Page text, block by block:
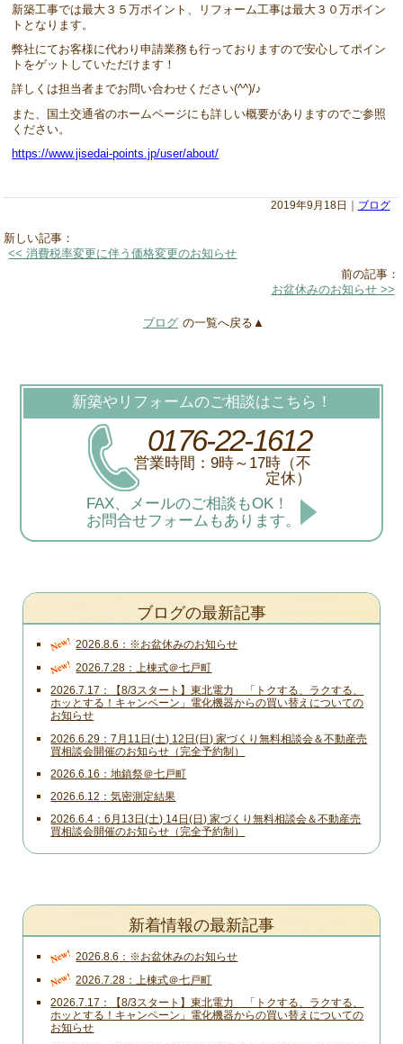
新築工事では最大３５万ポイント、リフォーム工事は最大３０万ポイン
トとなります。
弊社にてお客様に代わり申請業務も行っておりますので安心してポイン
トをゲットしていただけます！
詳しくは担当者までお問い合わせください(^^)/♪
また、国土交通省のホームページにも詳しい概要がありますのでご参照
ください。
https://www.jisedai-points.jp/user/about/
2019年9月18日｜ ブログ
新しい記事：
<< 消費税率変更に伴う価格変更のお知らせ
前の記事：
お盆休みのお知らせ >>
ブログ の一覧へ戻る▲
新築やリフォームのご相談はこちら！
0176-22-1612
営業時間：9時～17時（不
定休）
FAX、メールのご相談もOK！
お問合せフォームもあります。
ブログの最新記事
New! 2026.8.6 ※お盆休みのお知らせ
New! 2026.7.28 上棟式＠七戸町
2026.7.17
【8/3スタート】東北電力 「トクする、ラクする、
ホッとする！キャンペーン」電化機器からの買い替えについての
お知らせ
2026.6.29
7月11日(土) 12日(日) 家づくり無料相談会＆不動産売
買相談会開催のお知らせ（完全予約制）
2026.6.16 地鎮祭＠七戸町
2026.6.12 気密測定結果
2026.6.4
6月13日(土) 14日(日) 家づくり無料相談会＆不動産売
買相談会開催のお知らせ（完全予約制）
新着情報の最新記事
New! 2026.8.6 ※お盆休みのお知らせ
New! 2026.7.28 上棟式＠七戸町
2026.7.17
【8/3スタート】東北電力 「トクする、ラクする、
ホッとする！キャンペーン」電化機器からの買い替えについての
お知らせ